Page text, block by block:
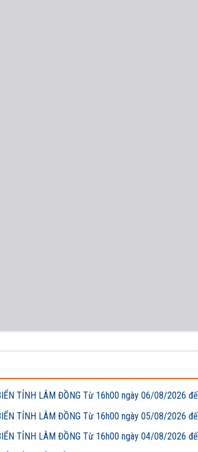
TỈNH LÂM ĐỒNG Từ 16h00 ngày 06/08/2026
TỈNH LÂM ĐỒNG Từ 16h00 ngày 05/08/2026
TỈNH LÂM ĐỒNG Từ 16h00 ngày 04/08/2026